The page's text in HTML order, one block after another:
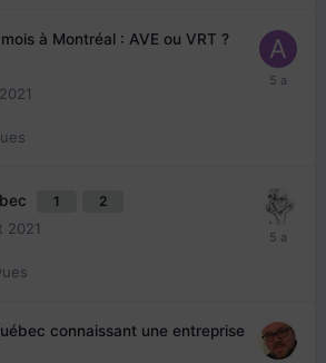
à Montréal : AVE ou VRT ?
1 2
2021
connaissant une entreprise